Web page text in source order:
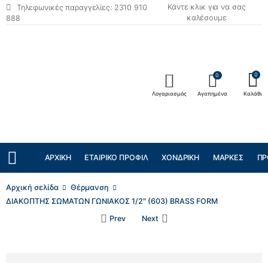
Τηλεφωνικές παραγγελίες: 2310 910
888
Κάντε κλικ για να σας
καλέσουμε
Λογαριασμός
0
Αγαπημένα
0
Καλάθι
ΑΡΧΙΚΉ ΕΤΑΙΡΙΚΌ ΠΡΟΦΊΛ ΧΟΝΔΡΙΚΉ ΜΆΡΚΕΣ
Αρχική σελίδα
Θέρμανση
ΔΙΑΚΟΠΤΗΣ ΣΩΜΑΤΩΝ ΓΩΝΙΑΚΟΣ 1/2″ (603) BRASS FORM
Prev
Next